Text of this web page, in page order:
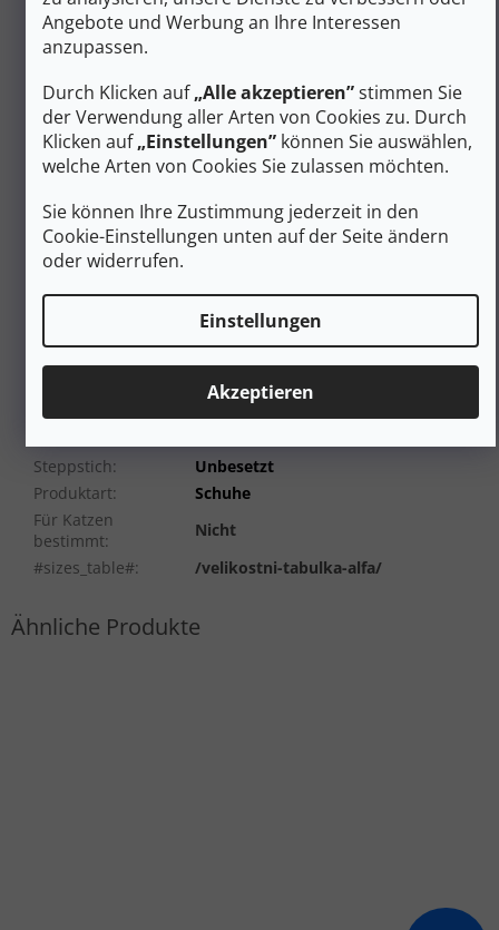
Angebote und Werbung an Ihre Interessen
anzupassen.
Durch Klicken auf„Alle akzeptieren”stimmen Sie
der Verwendung aller Arten von Cookies zu. Durch
Klicken auf„Einstellungen” können Sie auswählen,
welche Arten von Cookies Sie zulassen möchten.
Sie können Ihre Zustimmung jederzeit in den
Cookie-Einstellungen unten auf der Seite ändern
oder widerrufen.
Einstellungen
Akzeptieren
Gewicht: 850 g (Paar - Größe 42)
Zusätzliche Parameter
Kategorie:
Wander-/Trekkingschuhe für
Damen – mittelhoch, hoch
:
Variante wählen
Schuhhöhe:
Mittel (Mid)
Material:
Synthetik
Schuhweite:
Membrane
Membrane (Wasserfestigkeit)
Gewicht/Paar (g):
751 bis 990 g
Schnürsenkel
Kategorie (Gruppe)
Steppstich:
Unbesetzt
Produktart:
Schuhe
Für Katzen
bestimmt:
Nicht
#sizes_table#: /velikostni-tabulka-alfa/